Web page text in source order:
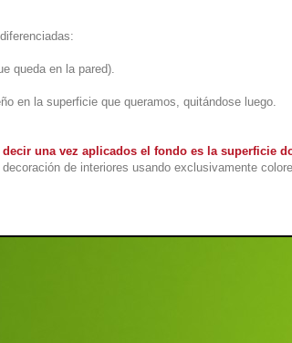
queda en la pared).
en la superficie que queramos, quitándose luego.
una vez aplicados el fondo es la superficie
de interiores usando exclusivamente